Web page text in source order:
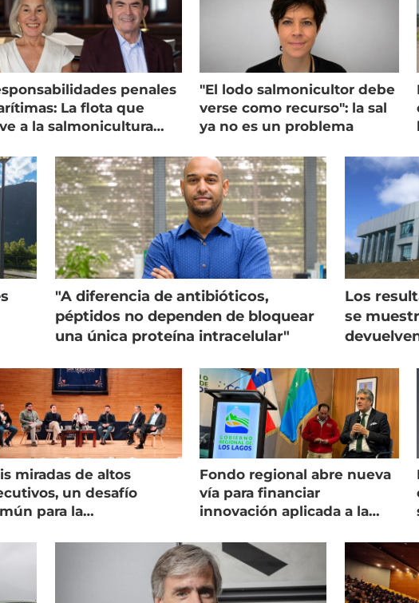
penales
La flota que
a la salmonicultura
"El lodo salmonicultor debe
verse como recurso": la sal
ya no es un problema
"A diferencia de antibióticos,
péptidos no dependen de bloquear
una única proteína intracelular"
Los
se
miradas de altos
un desafío
para la
Fondo regional abre nueva
vía para financiar
innovación aplicada a la